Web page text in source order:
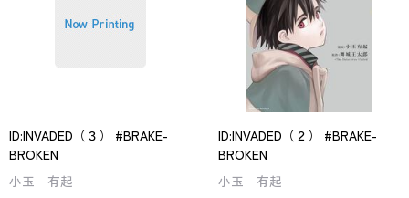
ID:INVADED（３） #BRAKE-
BROKEN
小玉 有起
ID:INVADED（２） #BRAKE-
BROKEN
小玉 有起